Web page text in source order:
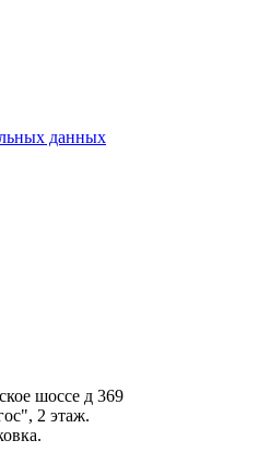
данных
шоссе д 369
2 этаж.